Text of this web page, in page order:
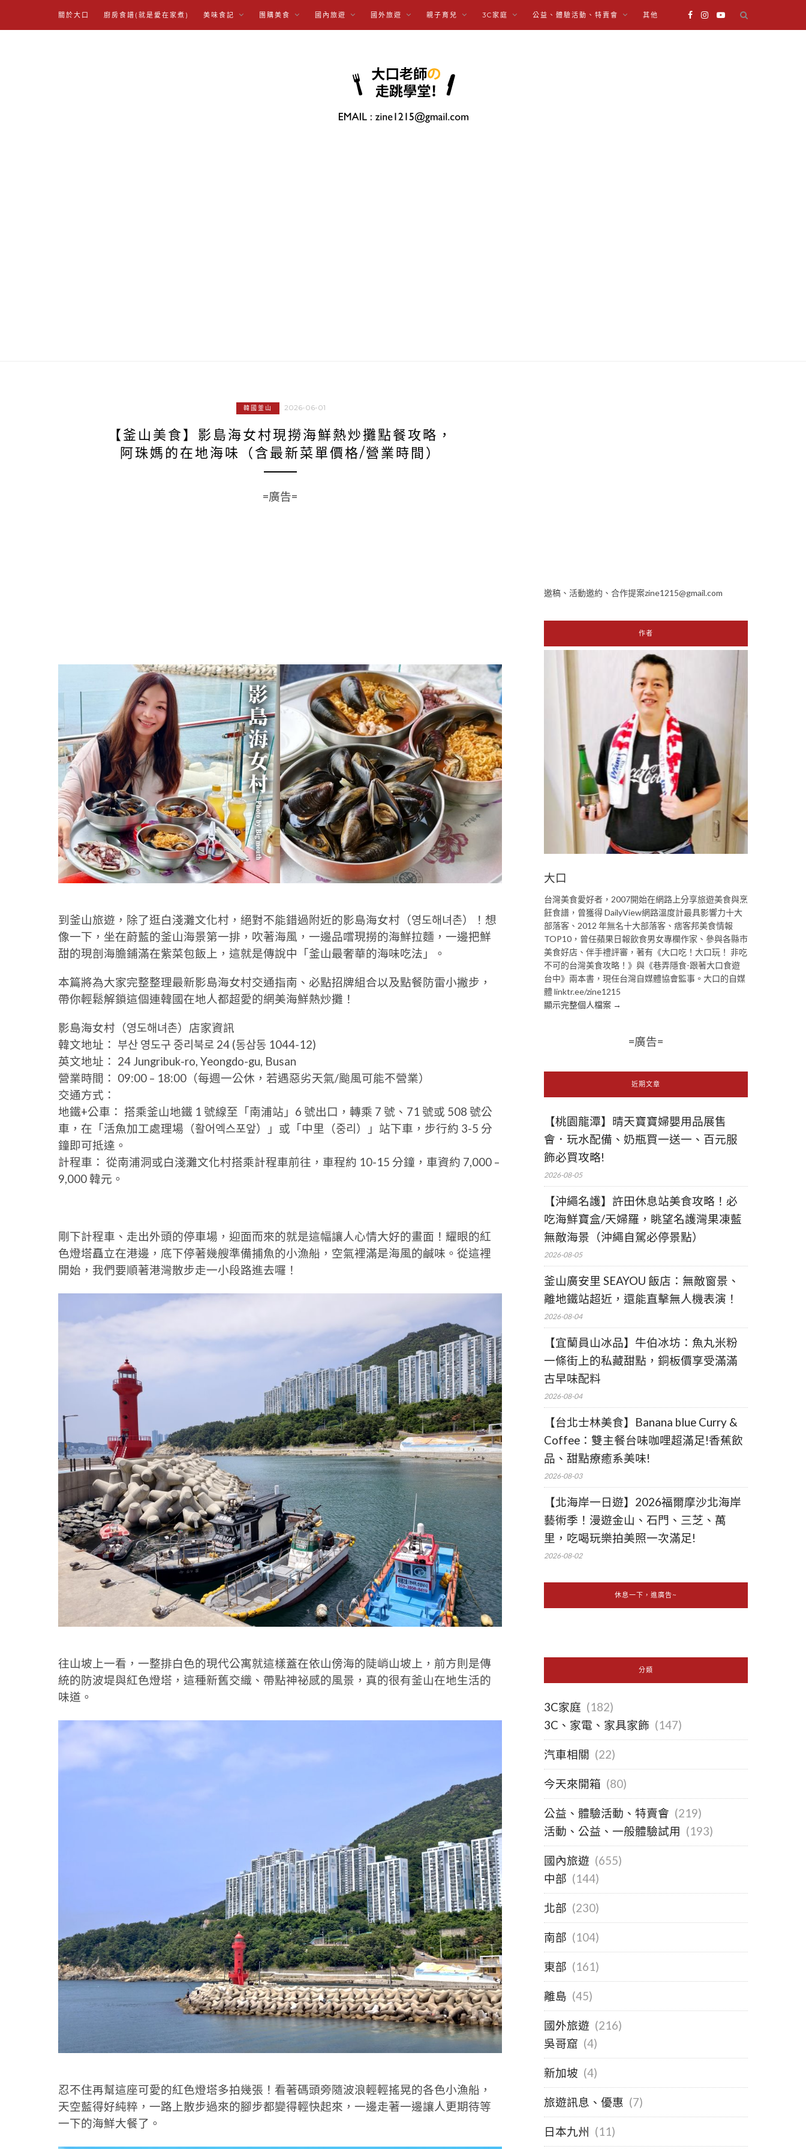
關於大口 廚房食譜(就是愛在家煮) 美味食記 團購美食 國內旅遊 國外旅遊 親子育兒 3C家庭 公益、體驗活動、特賣會 其他
韓國釜山 2026-06-01
【釜山美食】影島海女村現撈海鮮熱炒攤點餐攻略，
阿珠媽的在地海味（含最新菜單價格/營業時間）
=廣告=
到釜山旅遊，除了逛白淺灘文化村，絕對不能錯過附近的影島海女村（영도해녀촌）！想
像一下，坐在蔚藍的釜山海景第一排，吹著海風，一邊品嚐現撈的海鮮拉麵，一邊把鮮
甜的現剖海膽鋪滿在紫菜包飯上，這就是傳說中「釜山最奢華的海味吃法」。
本篇將為大家完整整理最新影島海女村交通指南、必點招牌組合以及點餐防雷小撇步，
帶你輕鬆解鎖這個連韓國在地人都超愛的網美海鮮熱炒攤！
影島海女村（영도해녀촌）店家資訊
韓文地址： 부산 영도구 중리북로 24 (동삼동 1044-12)
英文地址： 24 Jungribuk-ro, Yeongdo-gu, Busan
營業時間： 09:00 – 18:00（每週一公休，若遇惡劣天氣/颱風可能不營業）
交通方式：
地鐵+公車： 搭乘釜山地鐵 1 號線至「南浦站」6 號出口，轉乘 7 號、71 號或 508 號公
車，在「活魚加工處理場（활어엑스포앞）」或「中里（중리）」站下車，步行約 3-5 分
鐘即可抵達。
計程車： 從南浦洞或白淺灘文化村搭乘計程車前往，車程約 10-15 分鐘，車資約 7,000 –
9,000 韓元。
剛下計程車、走出外頭的停車場，迎面而來的就是這幅讓人心情大好的畫面！耀眼的紅
色燈塔矗立在港邊，底下停著幾艘準備捕魚的小漁船，空氣裡滿是海風的鹹味。從這裡
開始，我們要順著港灣散步走一小段路進去囉！
往山坡上一看，一整排白色的現代公寓就這樣蓋在依山傍海的陡峭山坡上，前方則是傳
統的防波堤與紅色燈塔，這種新舊交織、帶點神祕感的風景，真的很有釜山在地生活的
味道。
忍不住再幫這座可愛的紅色燈塔多拍幾張！看著碼頭旁隨波浪輕輕搖晃的各色小漁船，
天空藍得好純粹，一路上散步過來的腳步都變得輕快起來，一邊走著一邊讓人更期待等
一下的海鮮大餐了。
邀稿、活動邀約、合作提案zine1215@gmail.com
作者
大口
台灣美食愛好者，2007開始在網路上分享旅遊美食與烹
飪食譜，曾獲得 DailyView網路溫度計最具影響力十大
部落客、2012 年無名十大部落客、痞客邦美食情報
TOP10，曾任蘋果日報飲食男女專欄作家、參與各縣市
美食好店、伴手禮評審，著有《大口吃！大口玩！ 非吃
不可的台灣美食攻略！》與《巷弄隱食-跟著大口食遊
台中》兩本書，現任台灣自媒體協會監事。大口的自媒
體 linktr.ee/zine1215
顯示完整個人檔案 →
=廣告=
近期文章
【桃園龍潭】晴天寶寶婦嬰用品展售
會．玩水配備、奶瓶買一送一、百元服
飾必買攻略!
2026-08-05
【沖繩名護】許田休息站美食攻略！必
吃海鮮寶盒/天婦羅，眺望名護灣果凍藍
無敵海景（沖繩自駕必停景點）
2026-08-05
釜山廣安里 SEAYOU 飯店：無敵窗景、
離地鐵站超近，還能直擊無人機表演！
2026-08-04
【宜蘭員山冰品】牛伯冰坊：魚丸米粉
一條街上的私藏甜點，銅板價享受滿滿
古早味配料
2026-08-04
【台北士林美食】Banana blue Curry &
Coffee：雙主餐台味咖哩超滿足!香蕉飲
品、甜點療癒系美味!
2026-08-03
【北海岸一日遊】2026福爾摩沙北海岸
藝術季！漫遊金山、石門、三芝、萬
里，吃喝玩樂拍美照一次滿足!
2026-08-02
休息一下，進廣告~
分類
3C家庭 (182)
3C、家電、家具家飾 (147)
汽車相關 (22)
今天來開箱 (80)
公益、體驗活動、特賣會 (219)
活動、公益、一般體驗試用 (193)
國內旅遊 (655)
中部 (144)
北部 (230)
南部 (104)
東部 (161)
離島 (45)
國外旅遊 (216)
吳哥窟 (4)
新加坡 (4)
旅遊訊息、優惠 (7)
日本九州 (11)